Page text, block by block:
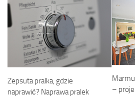
Zepsuta pralka, gdzie
naprawić? Naprawa pralek
–